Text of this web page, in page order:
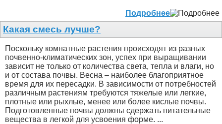
Подробнее
Какая смесь лучше?
Поскольку комнатные растения происходят из разных
почвенно-климатических зон, успех при выращивании
зависит не только от количества света, тепла и влаги, но
и от состава почвы. Весна – наиболее благоприятное
время для их пересадки. В зависимости от потребностей
различным растениям требуются тяжелые или легкие,
плотные или рыхлые, менее или более кислые почвы.
Подготовленные почвы должны сдержать питательные
вещества в легкой для усвоения форме. ...